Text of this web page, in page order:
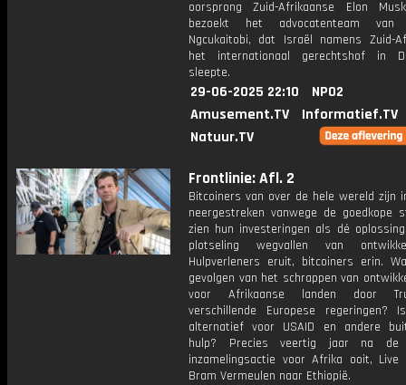
oorsprong Zuid-Afrikaanse Elon
bezoekt het advocatenteam van
Ngcukaitobi, dat Israël namens Zuid-
het internationaal gerechtshof in
sleepte.
29-06-2025 22:10
NPO2
Amusement.TV
Informatief.TV
Natuur.TV
Frontlinie: Afl. 2
Bitcoiners van over de hele wereld zijn
neergestreken vanwege de goedkope
zien hun investeringen als dé
plotseling wegvallen van
Hulpverleners eruit, bitcoiners erin.
gevolgen van het schrappen van
voor Afrikaanse landen door
verschillende Europese regeringen?
alternatief voor USAID en andere
hulp? Precies veertig jaar na de
inzamelingsactie voor Afrika ooit,
Bram Vermeulen naar Ethiopië.